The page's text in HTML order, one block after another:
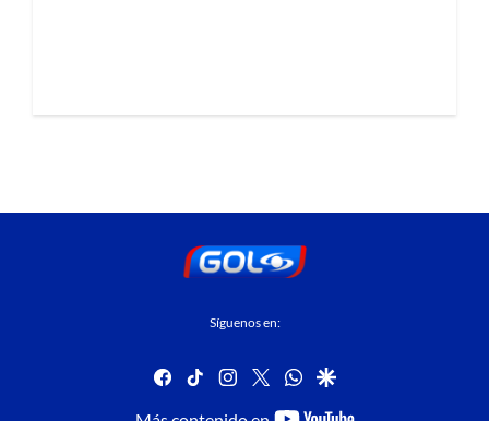
Síguenos en:
facebook
tiktok instagram
twitterwhatsapp
google